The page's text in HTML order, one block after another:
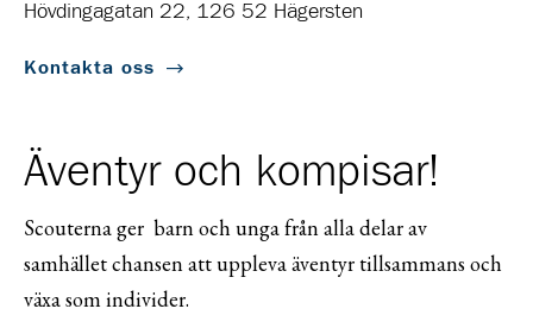
Hövdingagatan 22, 126 52 Hägersten
Kontakta oss
Äventyr och kompisar!
Scouterna ger barn och unga från alla delar av
samhället chansen att uppleva äventyr tillsammans och
växa som individer.